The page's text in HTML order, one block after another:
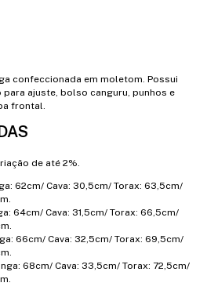
confeccionada em moletom. Possui
ajuste, bolso canguru, punhos e
frontal.
de até 2%.
62cm/ Cava: 30,5cm/ Torax: 63,5cm/
64cm/ Cava: 31,5cm/ Torax: 66,5cm/
66cm/ Cava: 32,5cm/ Torax: 69,5cm/
68cm/ Cava: 33,5cm/ Torax: 72,5cm/